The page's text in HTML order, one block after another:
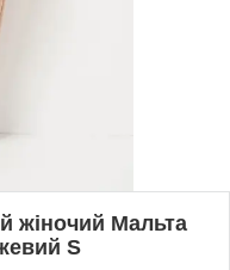
жіночий Мальта
S